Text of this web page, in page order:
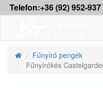
Telefon:+36 (92) 952-937
Fűnyíró pengék
Fűnyírókés